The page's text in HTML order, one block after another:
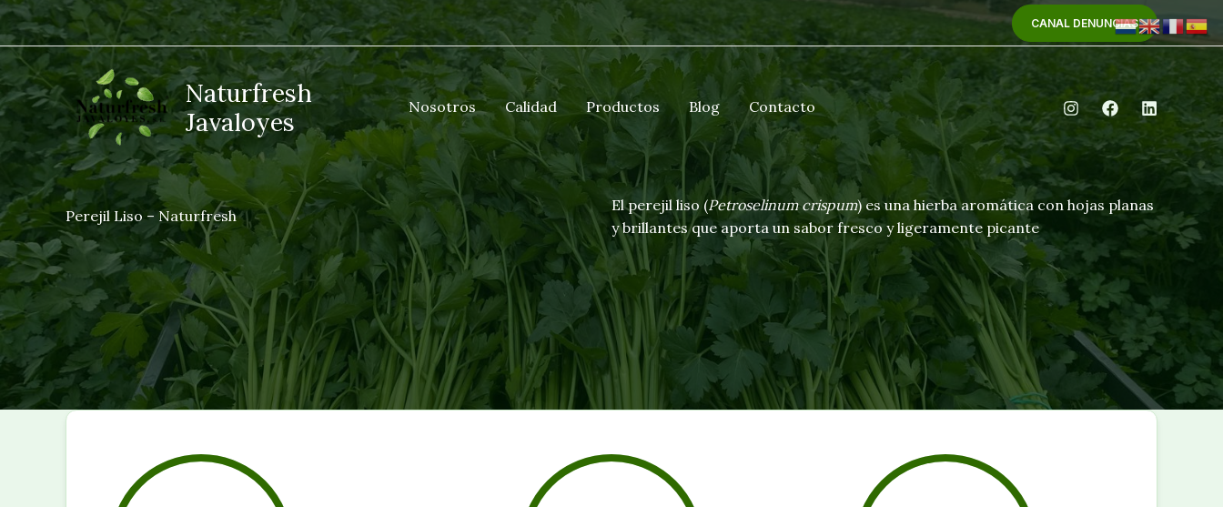
Ir
al
contenido
CANAL DENUNCIAS
Naturfresh
Javaloyes
Nosotros Calidad Productos Blog Contacto
Perejil Liso – Naturfresh
El perejil liso (Petroselinum crispum) es una hierba aromática con hojas planas
y brillantes que aporta un sabor fresco y ligeramente picante